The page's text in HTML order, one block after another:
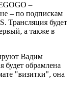
–
– по подпискам
Трансляция будет
а также в
Вадим
обрамлена
"визитки", она